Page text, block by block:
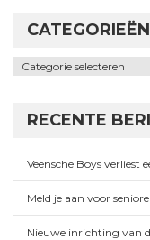
CATEGORIEËN
Categorieën
RECENTE
Veensche Boys verliest
Meld je aan voor
Nieuwe inrichting van